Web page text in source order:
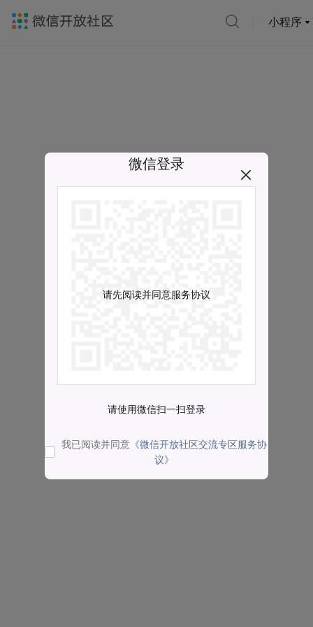
小程序
微信登录
请先阅读并同意服务协议
请使用微信扫一扫登录
我已阅读并同意 《微信开放社区交流专区服务协
议》